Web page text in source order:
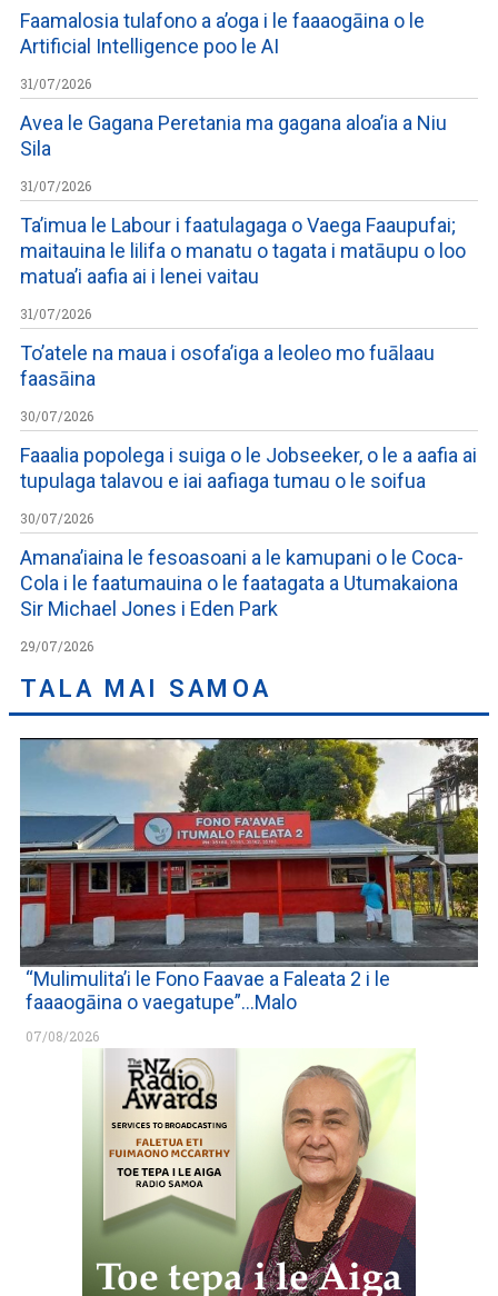
Faamalosia tulafono a a’oga i le faaaogāina o le
Artificial Intelligence poo le AI
31/07/2026
Avea le Gagana Peretania ma gagana aloa’ia a Niu
Sila
31/07/2026
Ta’imua le Labour i faatulagaga o Vaega Faaupufai;
maitauina le lilifa o manatu o tagata i matāupu o loo
matua’i aafia ai i lenei vaitau
31/07/2026
To’atele na maua i osofa’iga a leoleo mo fuālaau
faasāina
30/07/2026
Faaalia popolega i suiga o le Jobseeker, o le a aafia ai
tupulaga talavou e iai aafiaga tumau o le soifua
30/07/2026
Amana’iaina le fesoasoani a le kamupani o le Coca-
Cola i le faatumauina o le faatagata a Utumakaiona
Sir Michael Jones i Eden Park
29/07/2026
TALA MAI SAMOA
“Mulimulita’i le Fono Faavae a Faleata 2 i le
faaaogāina o vaegatupe”…Malo
07/08/2026